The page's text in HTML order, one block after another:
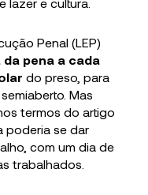
lazer e cultura.
Penal (LEP)
pena a cada
do preso, para
Mas
termos do artigo
poderia se dar
com um dia de
trabalhados.